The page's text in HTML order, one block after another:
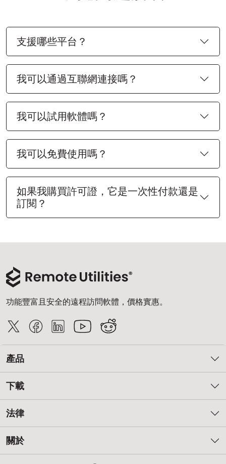
支援哪些平台？
我可以通過互聯網連接嗎？
我可以試用軟體嗎？
我可以免費使用嗎？
如果我購買許可證，它是一次性付款還是
訂閱？
功能豐富且安全的遠程訪問軟體，價格實惠。
產品
下載
法律
關於